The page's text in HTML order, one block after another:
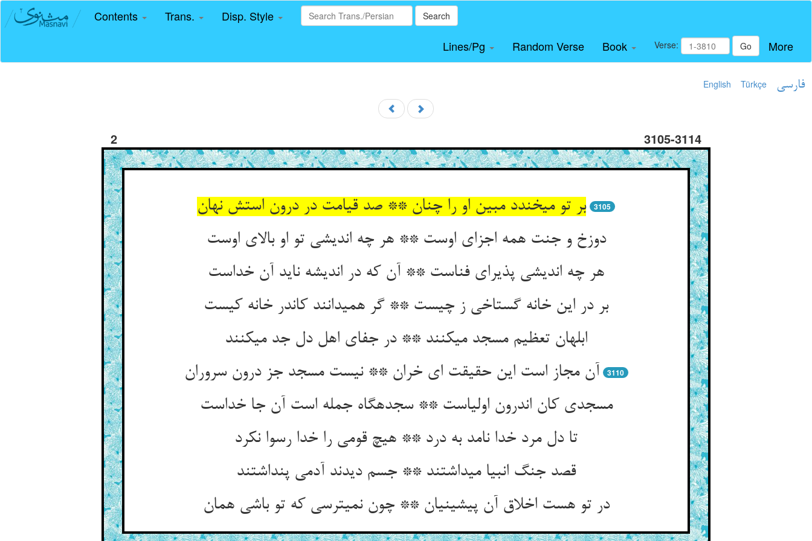
Contents Trans. Disp. Style Search
Lines/Pg Random Verse Book Verse: Go More
English Türkçe فارسی
2 3105-3114
بر تو می‏خندد مبین او را چنان ** صد قیامت در درون استش نهان‏ 3105
دوزخ و جنت همه اجزای اوست ** هر چه اندیشی تو او بالای اوست‏
هر چه اندیشی پذیرای فناست ** آن که در اندیشه ناید آن خداست‏
بر در این خانه گستاخی ز چیست ** گر همی‏دانند کاندر خانه کیست‏
ابلهان تعظیم مسجد می‏کنند ** در جفای اهل دل جد می‏کنند
آن مجاز است این حقیقت ای خران ** نیست مسجد جز درون سروران‏
3110
مسجدی کان اندرون اولیاست ** سجده‏گاه جمله است آن جا خداست‏
تا دل مرد خدا نامد به درد ** هیچ قومی را خدا رسوا نکرد
قصد جنگ انبیا می‏داشتند ** جسم دیدند آدمی پنداشتند
در تو هست اخلاق آن پیشینیان ** چون نمی‏ترسی که تو باشی همان‏